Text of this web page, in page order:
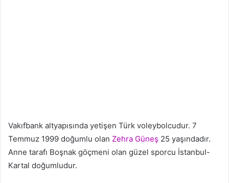
Vakıfbank altyapısında yetişen Türk voleybolcudur. 7
Temmuz 1999 doğumlu olan Zehra Güneş 25 yaşındadır.
Anne tarafı Boşnak göçmeni olan güzel sporcu İstanbul-
Kartal doğumludur.